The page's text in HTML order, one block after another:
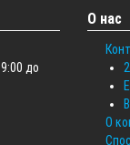
до
О нас
О